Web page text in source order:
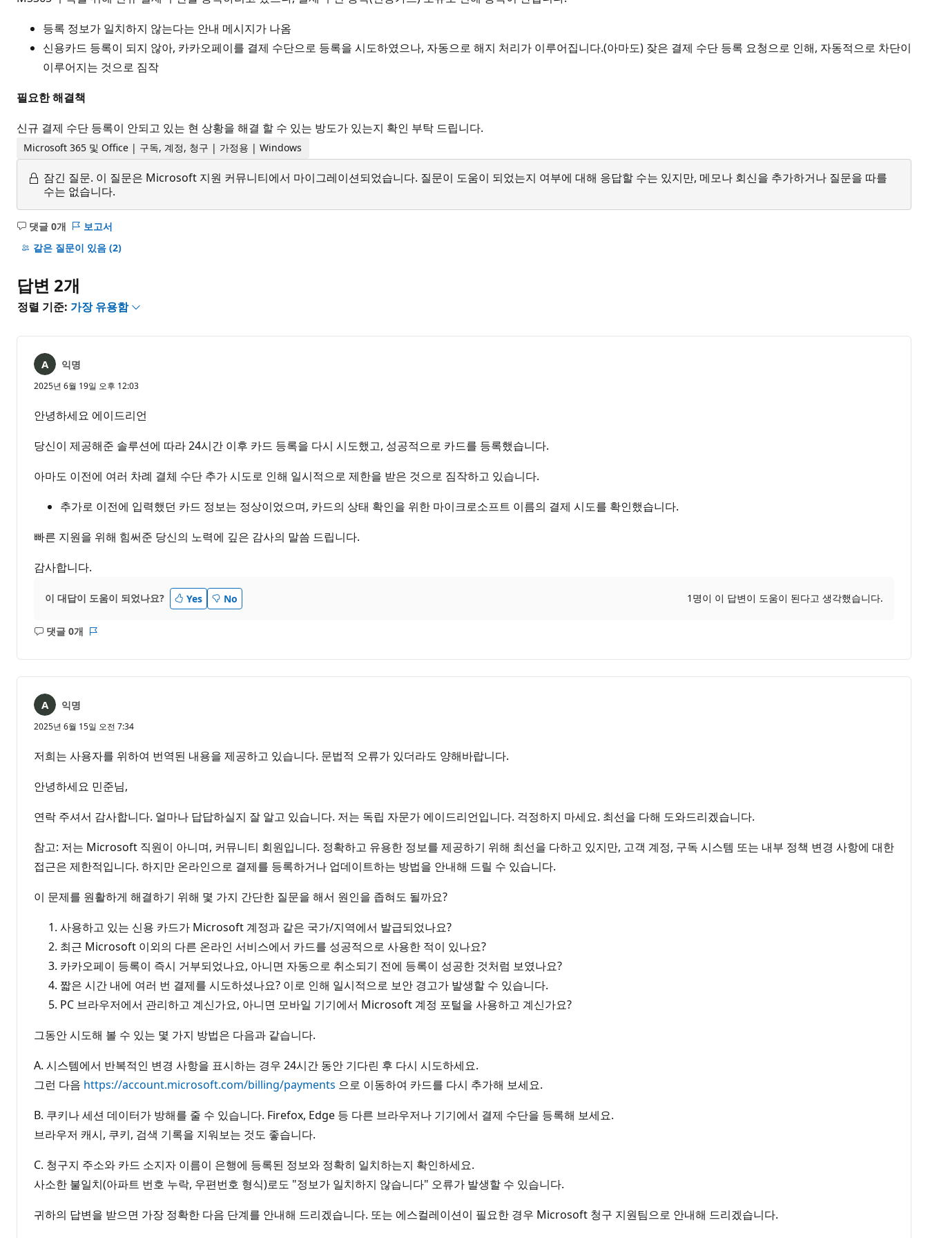
등록 정보가 일치하지 않는다는 안내 메시지가 나옴
신용카드 등록이 되지 않아, 카카오페이를 결제 수단으로 등록을 시도하였으나, 자동으로 해지 처리가 이루어집니다.(아마도) 잦은 결제 수단 등록 요청으로 인해, 자동적으로 차단이
이루어지는 것으로 짐작
필요한 해결책
신규 결제 수단 등록이 안되고 있는 현 상황을 해결 할 수 있는 방도가 있는지 확인 부탁 드립니다.
Microsoft 365 및 Office | 구독, 계정, 청구 | 가정용 | Windows
잠긴 질문. 이 질문은 Microsoft 지원 커뮤니티에서 마이그레이션되었습니다. 질문이 도움이 되었는지 여부에 대해 응답할 수는 있지만, 메모나 회신을 추가하거나 질문을 따를
수는 없습니다.
댓글 0개
설
명
음
보고서
같은 질문이 있음 (2)
답변 2개
정렬 기준: 가장 유용함
익명
2025년 6월 19일 오후 12:03
안녕하세요 에이드리언
당신이 제공해준 솔루션에 따라 24시간 이후 카드 등록을 다시 시도했고, 성공적으로 카드를 등록했습니다.
아마도 이전에 여러 차례 결체 수단 추가 시도로 인해 일시적으로 제한을 받은 것으로 짐작하고 있습니다.
추가로 이전에 입력했던 카드 정보는 정상이었으며, 카드의 상태 확인을 위한 마이크로소프트 이름의 결제 시도를 확인했습니다.
빠른 지원을 위해 힘써준 당신의 노력에 깊은 감사의 말씀 드립니다.
감사합니다.
이 대답이 도움이 되었나요? Yes No 1명이 이 답변이 도움이 된다고 생각했습니다.
댓글 0개
설
음
익명
2025년 6월 15일 오전 7:34
저희는 사용자를 위하여 번역된 내용을 제공하고 있습니다. 문법적 오류가 있더라도 양해바랍니다.
안녕하세요 민준님,
연락 주셔서 감사합니다. 얼마나 답답하실지 잘 알고 있습니다. 저는 독립 자문가 에이드리언입니다. 걱정하지 마세요. 최선을 다해 도와드리겠습니다.
참고: 저는 Microsoft 직원이 아니며, 커뮤니티 회원입니다. 정확하고 유용한 정보를 제공하기 위해 최선을 다하고 있지만, 고객 계정, 구독 시스템 또는 내부 정책 변경 사항에 대한
접근은 제한적입니다. 하지만 온라인으로 결제를 등록하거나 업데이트하는 방법을 안내해 드릴 수 있습니다.
이 문제를 원활하게 해결하기 위해 몇 가지 간단한 질문을 해서 원인을 좁혀도 될까요?
사용하고 있는 신용 카드가 Microsoft 계정과 같은 국가/지역에서 발급되었나요?
최근 Microsoft 이외의 다른 온라인 서비스에서 카드를 성공적으로 사용한 적이 있나요?
카카오페이 등록이 즉시 거부되었나요, 아니면 자동으로 취소되기 전에 등록이 성공한 것처럼 보였나요?
짧은 시간 내에 여러 번 결제를 시도하셨나요? 이로 인해 일시적으로 보안 경고가 발생할 수 있습니다.
PC 브라우저에서 관리하고 계신가요, 아니면 모바일 기기에서 Microsoft 계정 포털을 사용하고 계신가요?
그동안 시도해 볼 수 있는 몇 가지 방법은 다음과 같습니다.
A. 시스템에서 반복적인 변경 사항을 표시하는 경우 24시간 동안 기다린 후 다시 시도하세요.
그런 다음 https://account.microsoft.com/billing/payments 으로 이동하여 카드를 다시 추가해 보세요.
B. 쿠키나 세션 데이터가 방해를 줄 수 있습니다. Firefox, Edge 등 다른 브라우저나 기기에서 결제 수단을 등록해 보세요.
브라우저 캐시, 쿠키, 검색 기록을 지워보는 것도 좋습니다.
C. 청구지 주소와 카드 소지자 이름이 은행에 등록된 정보와 정확히 일치하는지 확인하세요.
사소한 불일치(아파트 번호 누락, 우편번호 형식)로도 "정보가 일치하지 않습니다" 오류가 발생할 수 있습니다.
귀하의 답변을 받으면 가장 정확한 다음 단계를 안내해 드리겠습니다. 또는 에스컬레이션이 필요한 경우 Microsoft 청구 지원팀으로 안내해 드리겠습니다.